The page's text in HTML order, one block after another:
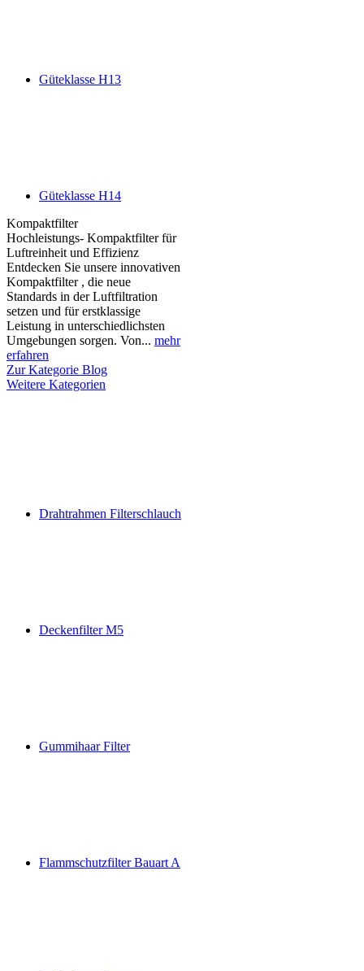
Güteklasse H13
Güteklasse H14
Kompaktfilter
Hochleistungs- Kompaktfilter für
Luftreinheit und Effizienz
Entdecken Sie unsere innovativen
Kompaktfilter , die neue
Standards in der Luftfiltration
setzen und für erstklassige
Leistung in unterschiedlichsten
Umgebungen sorgen. Von... mehr
erfahren
Zur Kategorie Blog
Weitere Kategorien
Drahtrahmen Filterschlauch
Deckenfilter M5
Gummihaar Filter
Flammschutzfilter Bauart A